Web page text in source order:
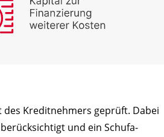
Kreditnehmers geprüft. Dabei
und ein Schufa-